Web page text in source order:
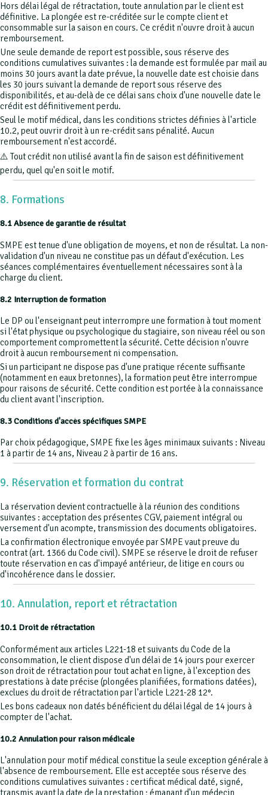
Hors délai légal de rétractation, toute annulation par le client est
définitive. La plongée est re-créditée sur le compte client et
consommable sur la saison en cours. Ce crédit n'ouvre droit à aucun
remboursement.
Une seule demande de report est possible, sous réserve des
conditions cumulatives suivantes : la demande est formulée par mail au
moins 30 jours avant la date prévue, la nouvelle date est choisie dans
les 30 jours suivant la demande de report sous réserve des
disponibilités, et au-delà de ce délai sans choix d'une nouvelle date le
crédit est définitivement perdu.
Seul le motif médical, dans les conditions strictes définies à l'article
10.2, peut ouvrir droit à un re-crédit sans pénalité. Aucun
remboursement n'est accordé.
⚠️ Tout crédit non utilisé avant la fin de saison est définitivement
perdu, quel qu'en soit le motif.
8. Formations
8.1 Absence de garantie de résultat
SMPE est tenue d'une obligation de moyens, et non de résultat. La non-
validation d'un niveau ne constitue pas un défaut d'exécution. Les
séances complémentaires éventuellement nécessaires sont à la
charge du client.
8.2 Interruption de formation
Le DP ou l'enseignant peut interrompre une formation à tout moment
si l'état physique ou psychologique du stagiaire, son niveau réel ou son
comportement compromettent la sécurité. Cette décision n'ouvre
droit à aucun remboursement ni compensation.
Si un participant ne dispose pas d'une pratique récente suffisante
(notamment en eaux bretonnes), la formation peut être interrompue
pour raisons de sécurité. Cette condition est portée à la connaissance
du client avant l'inscription.
8.3 Conditions d'accès spécifiques SMPE
Par choix pédagogique, SMPE fixe les âges minimaux suivants : Niveau
1 à partir de 14 ans, Niveau 2 à partir de 16 ans.
9. Réservation et formation du contrat
La réservation devient contractuelle à la réunion des conditions
suivantes : acceptation des présentes CGV, paiement intégral ou
versement d'un acompte, transmission des documents obligatoires.
La confirmation électronique envoyée par SMPE vaut preuve du
contrat (art. 1366 du Code civil). SMPE se réserve le droit de refuser
toute réservation en cas d'impayé antérieur, de litige en cours ou
d'incohérence dans le dossier.
10. Annulation, report et rétractation
10.1 Droit de rétractation
Conformément aux articles L221-18 et suivants du Code de la
consommation, le client dispose d'un délai de 14 jours pour exercer
son droit de rétractation pour tout achat en ligne, à l'exception des
prestations à date précise (plongées planifiées, formations datées),
exclues du droit de rétractation par l'article L221-28 12°.
Les bons cadeaux non datés bénéficient du délai légal de 14 jours à
compter de l'achat.
10.2 Annulation pour raison médicale
L'annulation pour motif médical constitue la seule exception générale à
l'absence de remboursement. Elle est acceptée sous réserve des
conditions cumulatives suivantes : certificat médical daté, signé,
transmis avant la date de la prestation ; émanant d'un médecin